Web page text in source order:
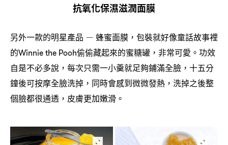
抗氧化保濕滋潤面膜
另外一款的明星產品 － 蜂蜜面膜 ， 包裝就好像童話故事裡
的Winnie the Pooh偷偷藏起來的蜜糖罐 ， 非常可愛。功效
自是不必多說 ， 每次只需一小羹就足夠鋪滿全臉 ， 十五分
鐘後可按摩全臉洗掉 ， 同時會感到微微發熱 ， 洗掉之後整
個臉都很通透 ， 皮膚更加嫩滑。